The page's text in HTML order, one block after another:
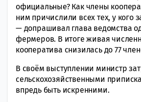
официальные? Как члены
ним причислили всех тех, у кого
— допрашивал глава ведомства
фермеров. В итоге живая
кооператива снизилась до 77
В своём выступлении министр
сельскохозяйственными
впредь быть искренними.